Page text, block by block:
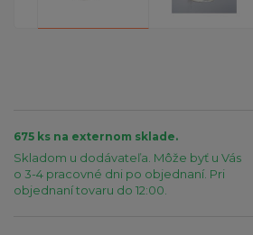
675 ks na externom sklade.
Skladom u dodávateľa. Môže byť u Vás
o 3-4 pracovné dni po objednaní. Pri
objednaní tovaru do 12:00.